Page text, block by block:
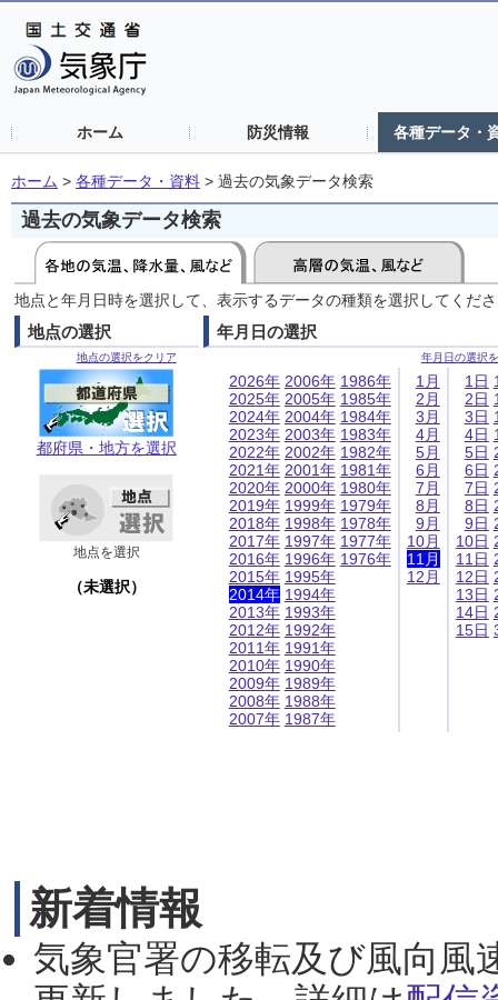
ホーム 防災情報 各種データ・
ホーム > 各種データ・資料 > 過去の気象データ検索
過去の気象データ検索
地点と年月日時を選択して、表示するデータの種類を選択してくだ
地点の選択
地点の選択をクリア
都府県・地方を選択
地点を選択
（未選択）
年月日の選択
年月日の選択
2026年
2025年
2024年
2023年
2022年
2021年
2020年
2019年
2018年
2017年
2016年
2015年
2014年
2013年
2012年
2011年
2010年
2009年
2008年
2007年
2006年
2005年
2004年
2003年
2002年
2001年
2000年
1999年
1998年
1997年
1996年
1995年
1994年
1993年
1992年
1991年
1990年
1989年
1988年
1987年
1986年
1985年
1984年
1983年
1982年
1981年
1980年
1979年
1978年
1977年
1976年
1月
2月
3月
4月
5月
6月
7月
8月
9月
10月
11月
12月
1日
2日
3日
4日
5日
6日
7日
8日
9日
10日
11日
12日
13日
14日
15日
新着情報
気象官署の移転及び風向風